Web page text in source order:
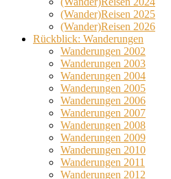
(Wander)Reisen 2025
(Wander)Reisen 2026
Rückblick: Wanderungen
Wanderungen 2002
Wanderungen 2003
Wanderungen 2004
Wanderungen 2005
Wanderungen 2006
Wanderungen 2007
Wanderungen 2008
Wanderungen 2009
Wanderungen 2010
Wanderungen 2011
Wanderungen 2012